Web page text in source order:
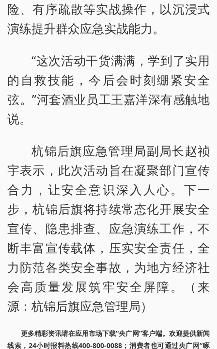
险、有序疏散等实战操作，以沉浸式
演练提升群众应急实战能力。
“这次活动干货满满，学到了实用
的自救技能，今后会时刻绷紧安全
弦。”河套酒业员工王嘉洋深有感触地
说。
杭锦后旗应急管理局副局长赵祯
宇表示，此次活动旨在凝聚部门宣传
合力，让安全意识深入人心。下一
步，杭锦后旗将持续常态化开展安全
宣传、隐患排查、应急演练工作，不
断丰富宣传载体，压实安全责任，全
力防范各类安全事故，为地方经济社
会高质量发展筑牢安全屏障。（来
源：杭锦后旗应急管理局）
更多精彩资讯请在应用市场下载“央广网”客户端。欢迎提供新闻
线索，24小时报料热线400-800-0088；消费者也可通过央广网“啄